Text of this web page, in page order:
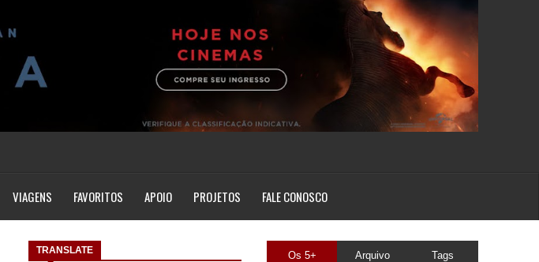
VIAGENS FAVORITOS APOIO PROJETOS FALE CONOSCO
TRANSLATE Os 5+ Arquivo Tags